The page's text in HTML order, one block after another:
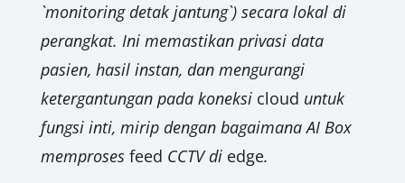
`monitoring detak jantung`) secara lokal di
perangkat. Ini memastikan privasi data
pasien, hasil instan, dan mengurangi
ketergantungan pada koneksi cloud untuk
fungsi inti, mirip dengan bagaimana AI Box
memproses feed CCTV di edge.